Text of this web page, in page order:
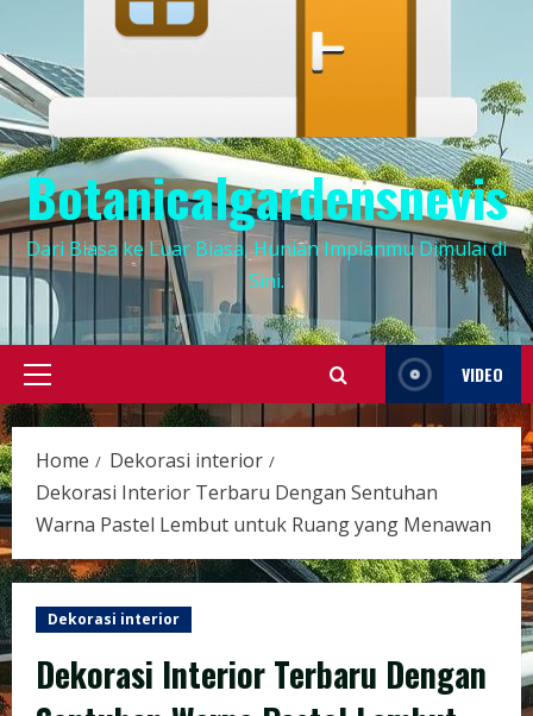
Botanicalgardensnevis
Dari Biasa ke Luar Biasa, Hunian Impianmu Dimulai di
Sini.
Primary
Menu
VIDEO
Home
Dekorasi interior
Dekorasi Interior Terbaru Dengan Sentuhan
Warna Pastel Lembut untuk Ruang yang Menawan
Dekorasi interior
Dekorasi Interior Terbaru Dengan